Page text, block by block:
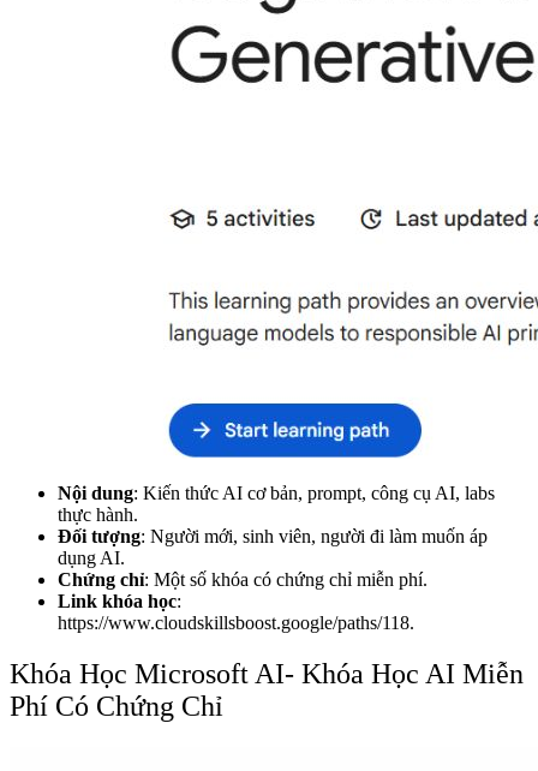
Nội dung: Kiến thức AI cơ bản, prompt, công cụ AI, labs
thực hành.
Đối tượng: Người mới, sinh viên, người đi làm muốn áp
dụng AI.
Chứng chỉ: Một số khóa có chứng chỉ miễn phí.
Link khóa học:
https://www.cloudskillsboost.google/paths/118.
Khóa Học Microsoft AI- Khóa Học AI Miễn
Phí Có Chứng Chỉ